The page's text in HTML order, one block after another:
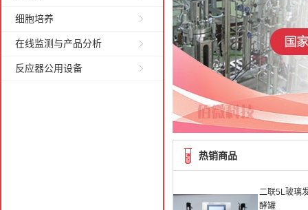
细胞培养
在线监测与产品分析
反应器公用设备
热销商品
二联5L玻璃
酵罐